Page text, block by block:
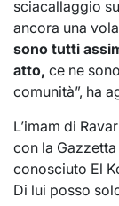
sciacallaggio
ancora una
sono tutti
atto, ce ne
comunità”, ha
L’imam di
con la
conosciuto El
Di lui posso